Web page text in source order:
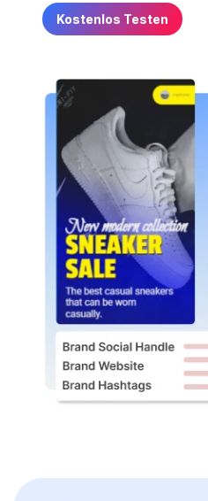
Kostenlos Testen